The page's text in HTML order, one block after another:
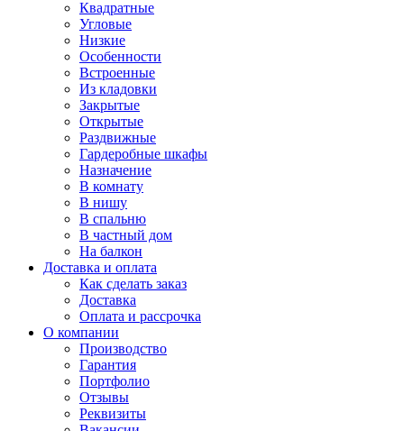
Квадратные
Угловые
Низкие
Особенности
Встроенные
Из кладовки
Закрытые
Открытые
Раздвижные
Гардеробные шкафы
Назначение
В комнату
В нишу
В спальню
В частный дом
На балкон
Доставка и оплата
Как сделать заказ
Доставка
Оплата и рассрочка
О компании
Производство
Гарантия
Портфолио
Отзывы
Реквизиты